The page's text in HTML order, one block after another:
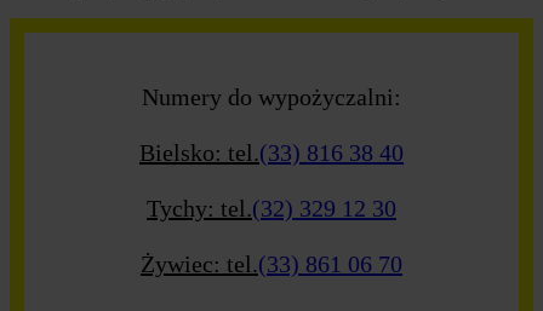
Numery do wypożyczalni:
Bielsko: tel.(33) 816 38 40
Tychy: tel.(32) 329 12 30
Żywiec: tel.(33) 861 06 70